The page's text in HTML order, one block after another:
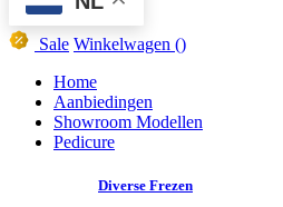
Sale Winkelwagen ()
Home
Aanbiedingen
Showroom Modellen
Pedicure
Diverse Frezen